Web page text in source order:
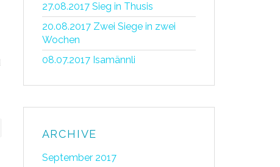
27.08.2017 Sieg in Thusis
20.08.2017 Zwei Siege in zwei
Wochen
08.07.2017 Isamännli
ARCHIVE
September 2017